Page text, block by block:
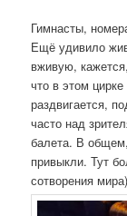
Гимнасты,
Ещё удивило
вживую,
что в этом
раздвигается,
часто над
балета. В
привыкли. Тут
сотворения